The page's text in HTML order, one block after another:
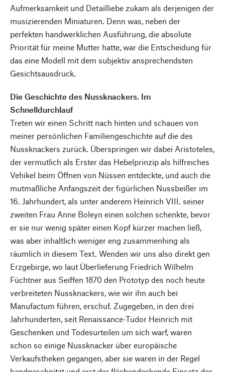
Aufmerksamkeit und Detailliebe zukam als derjenigen der
musizierenden Miniaturen. Denn was, neben der
perfekten handwerklichen Ausführung, die absolute
Priorität für meine Mutter hatte, war die Entscheidung für
das eine Modell mit dem subjektiv ansprechendsten
Gesichtsausdruck.
Die Geschichte des Nussknackers. Im
Schnelldurchlauf
Treten wir einen Schritt nach hinten und schauen von
meiner persönlichen Familiengeschichte auf die des
Nussknackers zurück. Überspringen wir dabei Aristoteles,
der vermutlich als Erster das Hebelprinzip als hilfreiches
Vehikel beim Öffnen von Nüssen entdeckte, und auch die
mutmaßliche Anfangszeit der figürlichen Nussbeißer im
16. Jahrhundert, als unter anderem Heinrich VIII. seiner
zweiten Frau Anne Boleyn einen solchen schenkte, bevor
er sie nur wenig später einen Kopf kürzer machen ließ,
was aber inhaltlich weniger eng zusammenhing als
räumlich in diesem Text. Wenden wir uns also direkt gen
Erzgebirge, wo laut Überlieferung Friedrich Wilhelm
Füchtner aus Seiffen 1870 den Prototyp des noch heute
verbreiteten Nussknackers, wie wir ihn auch bei
Manufactum führen, erschuf. Zugegeben, in den drei
Jahrhunderten, seit Renaissance-Tudor Heinrich mit
Geschenken und Todesurteilen um sich warf, waren
schon so einige Nussknacker über europäische
Verkaufstheken gegangen, aber sie waren in der Regel